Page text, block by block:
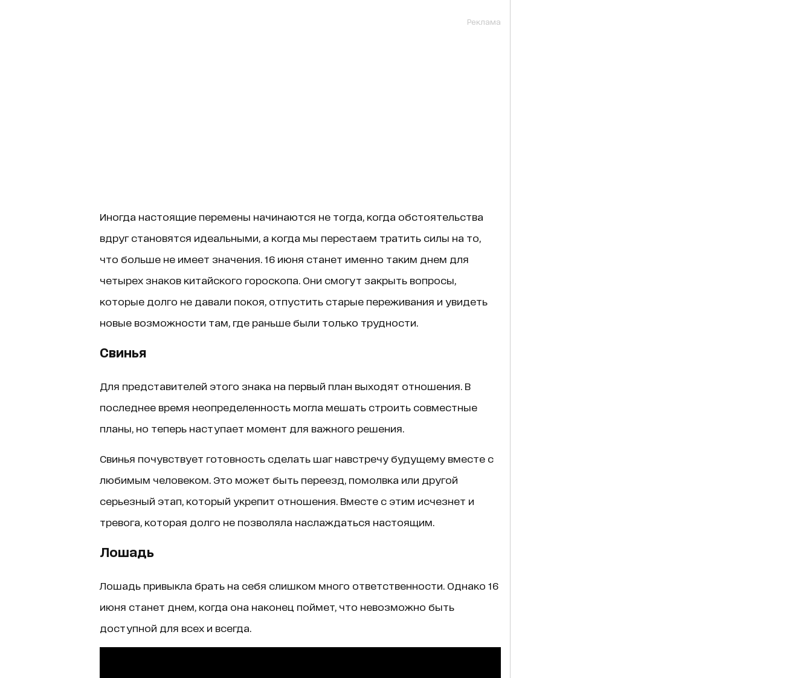
Реклама
Иногда настоящие перемены начинаются не тогда, когда обстоятельства
вдруг становятся идеальными, а когда мы перестаем тратить силы на то,
что больше не имеет значения. 16 июня станет именно таким днем для
четырех знаков китайского гороскопа. Они смогут закрыть вопросы,
которые долго не давали покоя, отпустить старые переживания и увидеть
новые возможности там, где раньше были только трудности.
Свинья
Для представителей этого знака на первый план выходят отношения. В
последнее время неопределенность могла мешать строить совместные
планы, но теперь наступает момент для важного решения.
Свинья почувствует готовность сделать шаг навстречу будущему вместе с
любимым человеком. Это может быть переезд, помолвка или другой
серьезный этап, который укрепит отношения. Вместе с этим исчезнет и
тревога, которая долго не позволяла наслаждаться настоящим.
Лошадь
Лошадь привыкла брать на себя слишком много ответственности. Однако 16
июня станет днем, когда она наконец поймет, что невозможно быть
доступной для всех и всегда.